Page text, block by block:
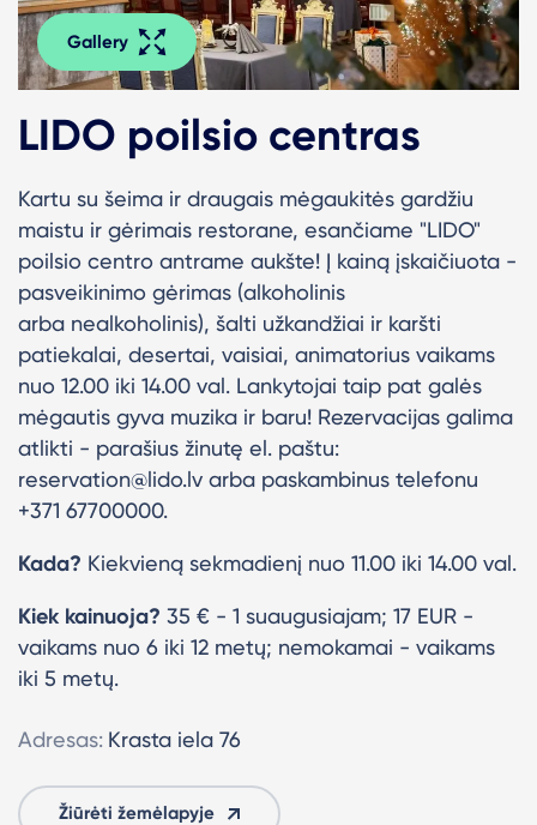
Gallery
LIDO poilsio centras
Kartu su šeima ir draugais mėgaukitės gardžiu
maistu ir gėrimais restorane, esančiame "LIDO"
poilsio centro antrame aukšte! Į kainą įskaičiuota -
pasveikinimo gėrimas (alkoholinis
arba nealkoholinis), šalti užkandžiai ir karšti
patiekalai, desertai, vaisiai, animatorius vaikams
nuo 12.00 iki 14.00 val. Lankytojai taip pat galės
mėgautis gyva muzika ir baru! Rezervacijas galima
atlikti - parašius žinutę el. paštu:
reservation@lido.lv arba paskambinus telefonu
+371 67700000.
Kada? Kiekvieną sekmadienį nuo 11.00 iki 14.00 val.
Kiek kainuoja? 35 € - 1 suaugusiajam; 17 EUR -
vaikams nuo 6 iki 12 metų; nemokamai - vaikams
iki 5 metų.
Adresas: Krasta iela 76
Žiūrėti žemėlapyje